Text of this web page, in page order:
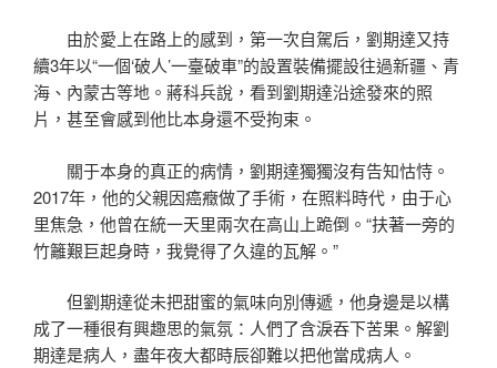
由於愛上在路上的感到，第一次自駕后，劉期達又持
續3年以“一個‘破人’一臺破車”的設置裝備擺設往過新疆、青
海、內蒙古等地。蔣科兵說，看到劉期達沿途發來的照
片，甚至會感到他比本身還不受拘束。
關于本身的真正的病情，劉期達獨獨沒有告知怙恃。
2017年，他的父親因癌癥做了手術，在照料時代，由于心
里焦急，他曾在統一天里兩次在高山上跪倒。“扶著一旁的
竹籬艱巨起身時，我覺得了久違的瓦解。”
但劉期達從未把甜蜜的氣味向別傳遞，他身邊是以構
成了一種很有興趣思的氣氛：人們了含淚吞下苦果。解劉
期達是病人，盡年夜大都時辰卻難以把他當成病人。